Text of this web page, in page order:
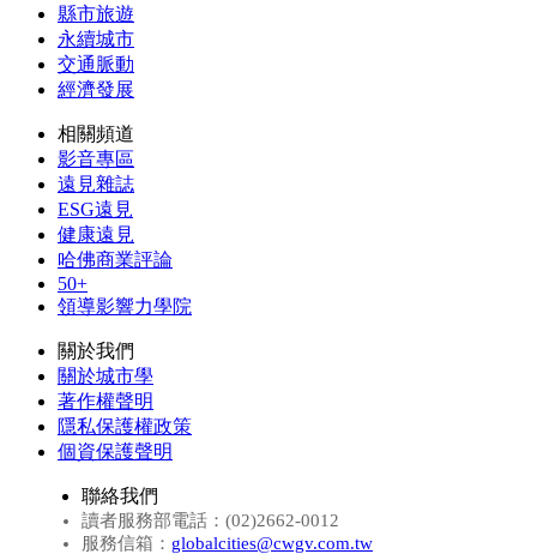
縣市旅遊
永續城市
交通脈動
經濟發展
相關頻道
影音專區
遠見雜誌
ESG遠見
健康遠見
哈佛商業評論
50+
領導影響力學院
關於我們
關於城市學
著作權聲明
隱私保護權政策
個資保護聲明
聯絡我們
讀者服務部電話：(02)2662-0012
服務信箱： globalcities@cwgv.com.tw